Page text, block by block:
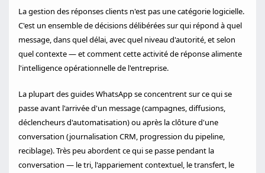
La gestion des réponses clients n'est pas une catégorie logicielle.
C'est un ensemble de décisions délibérées sur qui répond à quel
message, dans quel délai, avec quel niveau d'autorité, et selon
quel contexte — et comment cette activité de réponse alimente
l'intelligence opérationnelle de l'entreprise.
La plupart des guides WhatsApp se concentrent sur ce qui se
passe avant l'arrivée d'un message (campagnes, diffusions,
déclencheurs d'automatisation) ou après la clôture d'une
conversation (journalisation CRM, progression du pipeline,
reciblage). Très peu abordent ce qui se passe pendant la
conversation — le tri, l'appariement contextuel, le transfert, le